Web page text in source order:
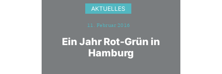
AKTUELLES
11. Februar 2016
Ein Jahr Rot-Grün in
Hamburg